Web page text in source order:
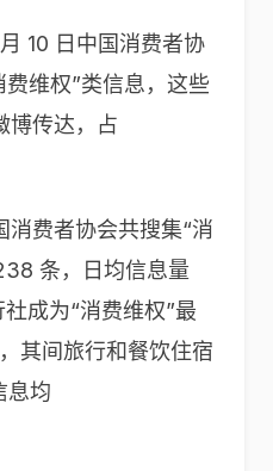
10 日中国消费者协
维权”类信息，这些
博传达，占
费者协会共搜集“消
条，日均信息量
成为“消费维权”最
其间旅行和餐饮住宿
息均